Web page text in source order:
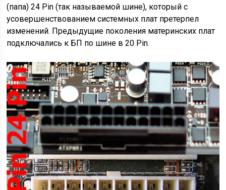
(папа) 24 Pin (так называемой шине), который с
усовершенствованием системных плат претерпел
изменений. Предыдущие поколения материнских плат
подключались к БП по шине в 20 Pin.